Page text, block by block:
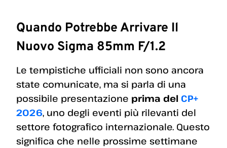
Quando Potrebbe Arrivare Il
Nuovo Sigma 85mm F/1.2
Le tempistiche ufficiali non sono ancora
state comunicate, ma si parla di una
possibile presentazione prima del CP+
2026, uno degli eventi più rilevanti del
settore fotografico internazionale. Questo
significa che nelle prossime settimane